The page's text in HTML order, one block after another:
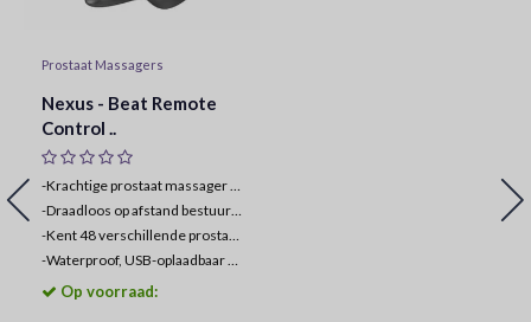
Prostaat Massagers
Nexus - Beat Remote
Control ..
-Krachtige prostaat massager voor gevorderden
-Draadloos op afstand bestuurbaar tot 8 meter afstand
-Kent 48 verschillende prostaat stimulatie opties
-Waterproof, USB-oplaadbaar en bodysafe
Op voorraad: